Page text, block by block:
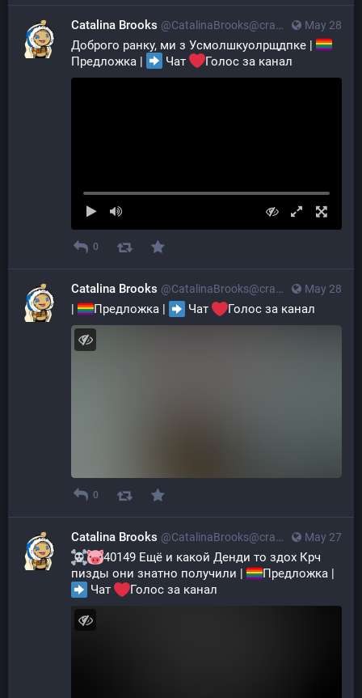
May 28
Catalina Brooks @CatalinaBrooks@crazylab.online
Доброго ранку, ми з Усмолшкуолрщдпке |
Предложка |
Чат Голос за канал
0
May 28
Catalina Brooks @CatalinaBrooks@crazylab.online
Предложка | Чат Голос за канал
0
May 27
Catalina Brooks @CatalinaBrooks@crazylab.online
40149 Ещё и какой Денди то здох Крч
пизды они знатно получили |
Предложка |
Чат
Голос за канал